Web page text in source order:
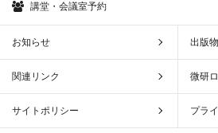
講堂・会議室予約
お知らせ 出版物
関連リンク 微研
サイトポリシー プラ